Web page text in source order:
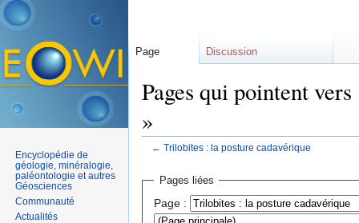
Pages qui pointent
»
← Trilobites : la posture cadavérique
Pages liées
Page :
Page Discussion
Encyclopédie de
géologie, minéralogie,
paléontologie et autres
Géosciences
Communauté
Actualités